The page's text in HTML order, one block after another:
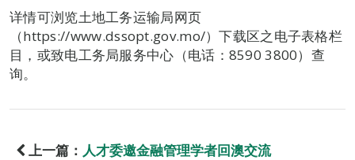
详情可浏览土地工务运输局网页
（https://www.dssopt.gov.mo/）下载区之电子表格栏
目，或致电工务局服务中心（电话：8590 3800）查
询。
上一篇： 人才委邀金融管理学者回澳交流